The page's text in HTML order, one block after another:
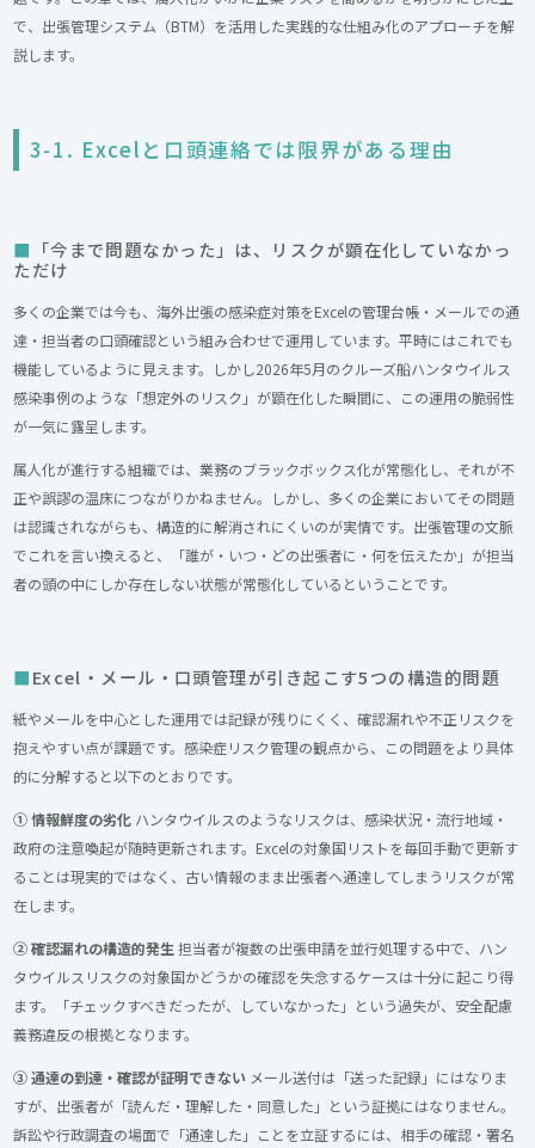
で、出張管理システム（BTM）を活用した実践的な仕組み化のアプローチを解
説します。
3-1. Excelと口頭連絡では限界がある理由
「今まで問題なかった」は、リスクが顕在化していなかっ
ただけ
多くの企業では今も、海外出張の感染症対策をExcelの管理台帳・メールでの通
達・担当者の口頭確認という組み合わせで運用しています。平時にはこれでも
機能しているように見えます。しかし2026年5月のクルーズ船ハンタウイルス
感染事例のような「想定外のリスク」が顕在化した瞬間に、この運用の脆弱性
が一気に露呈します。
属人化が進行する組織では、業務のブラックボックス化が常態化し、それが不
正や誤謬の温床につながりかねません。しかし、多くの企業においてその問題
は認識されながらも、構造的に解消されにくいのが実情です。出張管理の文脈
でこれを言い換えると、「誰が・いつ・どの出張者に・何を伝えたか」が担当
者の頭の中にしか存在しない状態が常態化しているということです。
Excel・メール・口頭管理が引き起こす5つの構造的問題
紙やメールを中心とした運用では記録が残りにくく、確認漏れや不正リスクを
抱えやすい点が課題です。感染症リスク管理の観点から、この問題をより具体
的に分解すると以下のとおりです。
① 情報鮮度の劣化 ハンタウイルスのようなリスクは、感染状況・流行地域・
政府の注意喚起が随時更新されます。Excelの対象国リストを毎回手動で更新す
ることは現実的ではなく、古い情報のまま出張者へ通達してしまうリスクが常
在します。
② 確認漏れの構造的発生 担当者が複数の出張申請を並行処理する中で、ハン
タウイルスリスクの対象国かどうかの確認を失念するケースは十分に起こり得
ます。「チェックすべきだったが、していなかった」という過失が、安全配慮
義務違反の根拠となります。
③ 通達の到達・確認が証明できない メール送付は「送った記録」にはなりま
すが、出張者が「読んだ・理解した・同意した」という証拠にはなりません。
訴訟や行政調査の場面で「通達した」ことを立証するには、相手の確認・署名